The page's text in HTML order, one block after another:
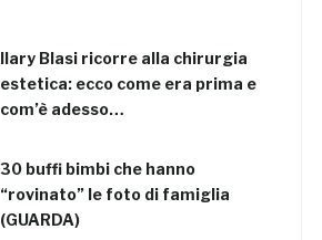
Ilary Blasi ricorre alla chirurgia
estetica: ecco come era prima e
com’è adesso…
30 buffi bimbi che hanno
“rovinato” le foto di famiglia
(GUARDA)